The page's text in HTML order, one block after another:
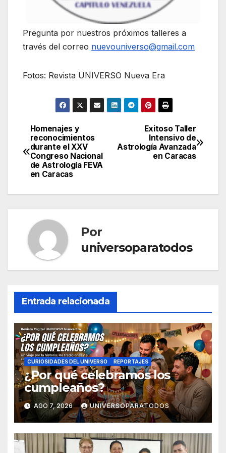
Pregunta por nuestros próximos talleres a
través del correo nuevouniverso@gmail.com
Fotos: Revista UNIVERSO Nueva Era
Navegación
de
entradas
Exitoso Taller
Intensivo de
Astrología Avanzada
en Caracas
Homenajes y
reconocimientos
durante el XXV
Congreso Nacional
de Astrología FEVA
en Caracas
Por
universoparatodos
Entrada relacionada
CURIOSIDADES DEL UNIVERSO REPORTAJES
¿Por qué celebramos los
cumpleaños?
AGO 7, 2026 UNIVERSOPARATODOS